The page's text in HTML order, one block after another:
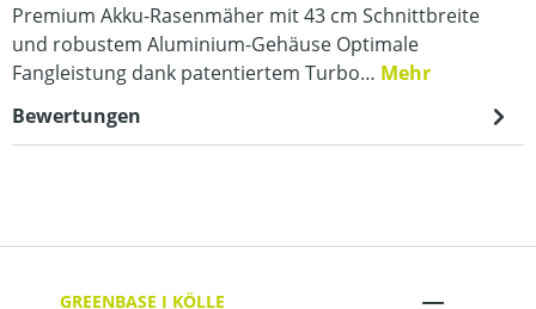
Premium Akku-Rasenmäher mit 43 cm Schnittbreite
und robustem Aluminium-Gehäuse Optimale
Fangleistung dank patentiertem Turbo… Mehr
Bewertungen
GREENBASE I KÖLLE